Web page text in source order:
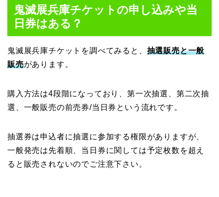
鬼滅展兵庫チケットの申し込みや当
日券はある？
鬼滅展兵庫チケットを調べてみると、 抽選販売と一般
販売があります。
購入方法は4段階になっており、第一次抽選、第二次抽
選、一般販売の前売券/当日券という流れです。
抽選券は申込者に抽選に参加する権限がありますが、
一般発売は先着順、当日券に関しては予定枚数を超え
ると販売されないのでご注意下さい。